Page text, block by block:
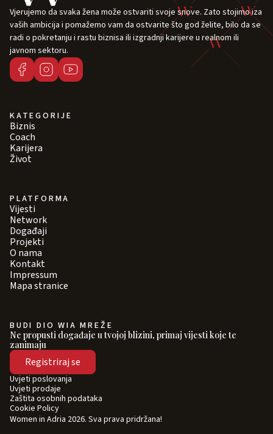
Vjerujemo da svaka žena može ostvariti svoje snove. Zato stojimo iza
vaših ambicija i pomažemo vam da ostvarite što god želite, bilo da se
radi o pokretanju i rastu biznisa ili izgradnji karijere u realnom ili
javnom sektoru.
KATEGORIJE
Biznis
Coach
Karijera
Život
PLATFORMA
Vijesti
Network
Događaji
Projekti
O nama
Kontakt
Impressum
Mapa stranice
BUDI DIO WIA MREŽE
Ne propusti događaje u tvojoj blizini, primaj vijesti koje te
zanimaju
Registriraj se
Women in Adria 2026. Sva prava pridržana!
Uvjeti poslovanja
Uvjeti prodaje
Zaštita osobnih podataka
Cookie Policy